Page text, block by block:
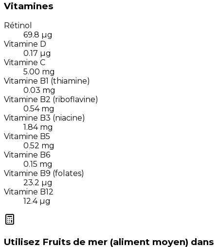
Vitamines
Rétinol
69.8 µg
Vitamine D
0.17 µg
Vitamine C
5.00 mg
Vitamine B1 (thiamine)
0.03 mg
Vitamine B2 (riboflavine)
0.54 mg
Vitamine B3 (niacine)
1.84 mg
Vitamine B5
0.52 mg
Vitamine B6
0.15 mg
Vitamine B9 (folates)
23.2 µg
Vitamine B12
12.4 µg
Utilisez Fruits de mer (aliment moyen) dans